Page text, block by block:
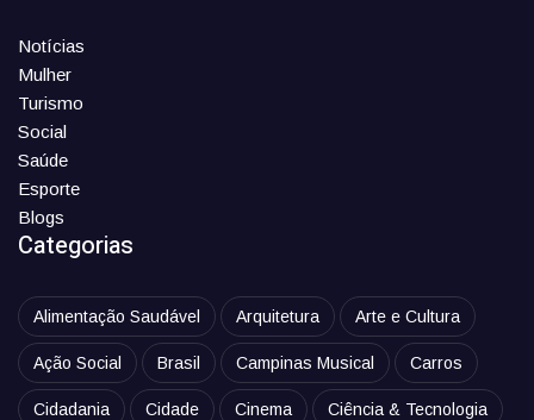
Notícias
Mulher
Turismo
Social
Saúde
Esporte
Blogs
Categorias
Alimentação Saudável Arquitetura Arte e Cultura
Ação Social Brasil Campinas Musical Carros
Cidadania Cidade Cinema Ciência & Tecnologia